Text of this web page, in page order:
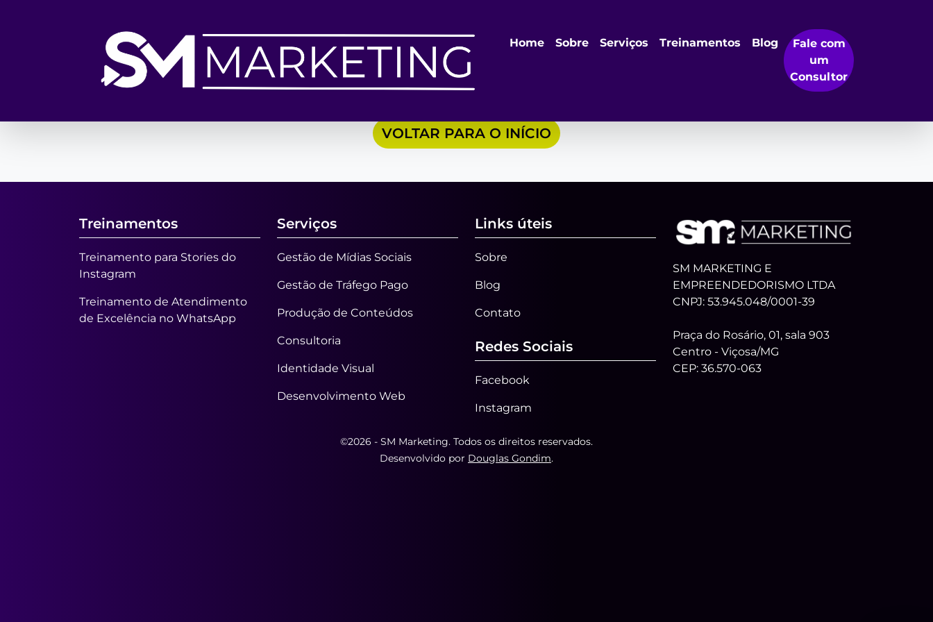
Home Sobre Serviços Treinamentos Blog
Fale com
um
Consultor
Opa! A página não pode ser encontrada,
A página que tentou acessar não existe!!!
VOLTAR PARA O INÍCIO
Treinamentos
Treinamento para Stories do
Instagram
Treinamento de Atendimento
de Excelência no WhatsApp
Serviços
Gestão de Mídias Sociais
Gestão de Tráfego Pago
Produção de Conteúdos
Consultoria
Identidade Visual
Desenvolvimento Web
Links úteis
Sobre
Blog
Contato
Redes Sociais
Facebook
Instagram
SM MARKETING E
EMPREENDEDORISMO LTDA
CNPJ: 53.945.048/0001-39
Praça do Rosário, 01, sala 903
Centro - Viçosa/MG
CEP: 36.570-063
©2026 - SM Marketing. Todos os direitos reservados.
Desenvolvido por Douglas Gondim.